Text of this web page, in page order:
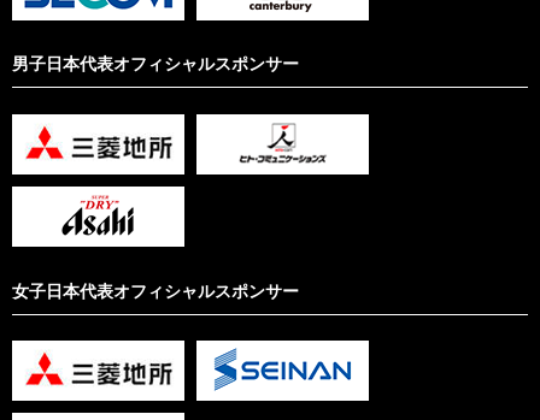
男子日本代表オフィシャルスポンサー
女子日本代表オフィシャルスポンサー